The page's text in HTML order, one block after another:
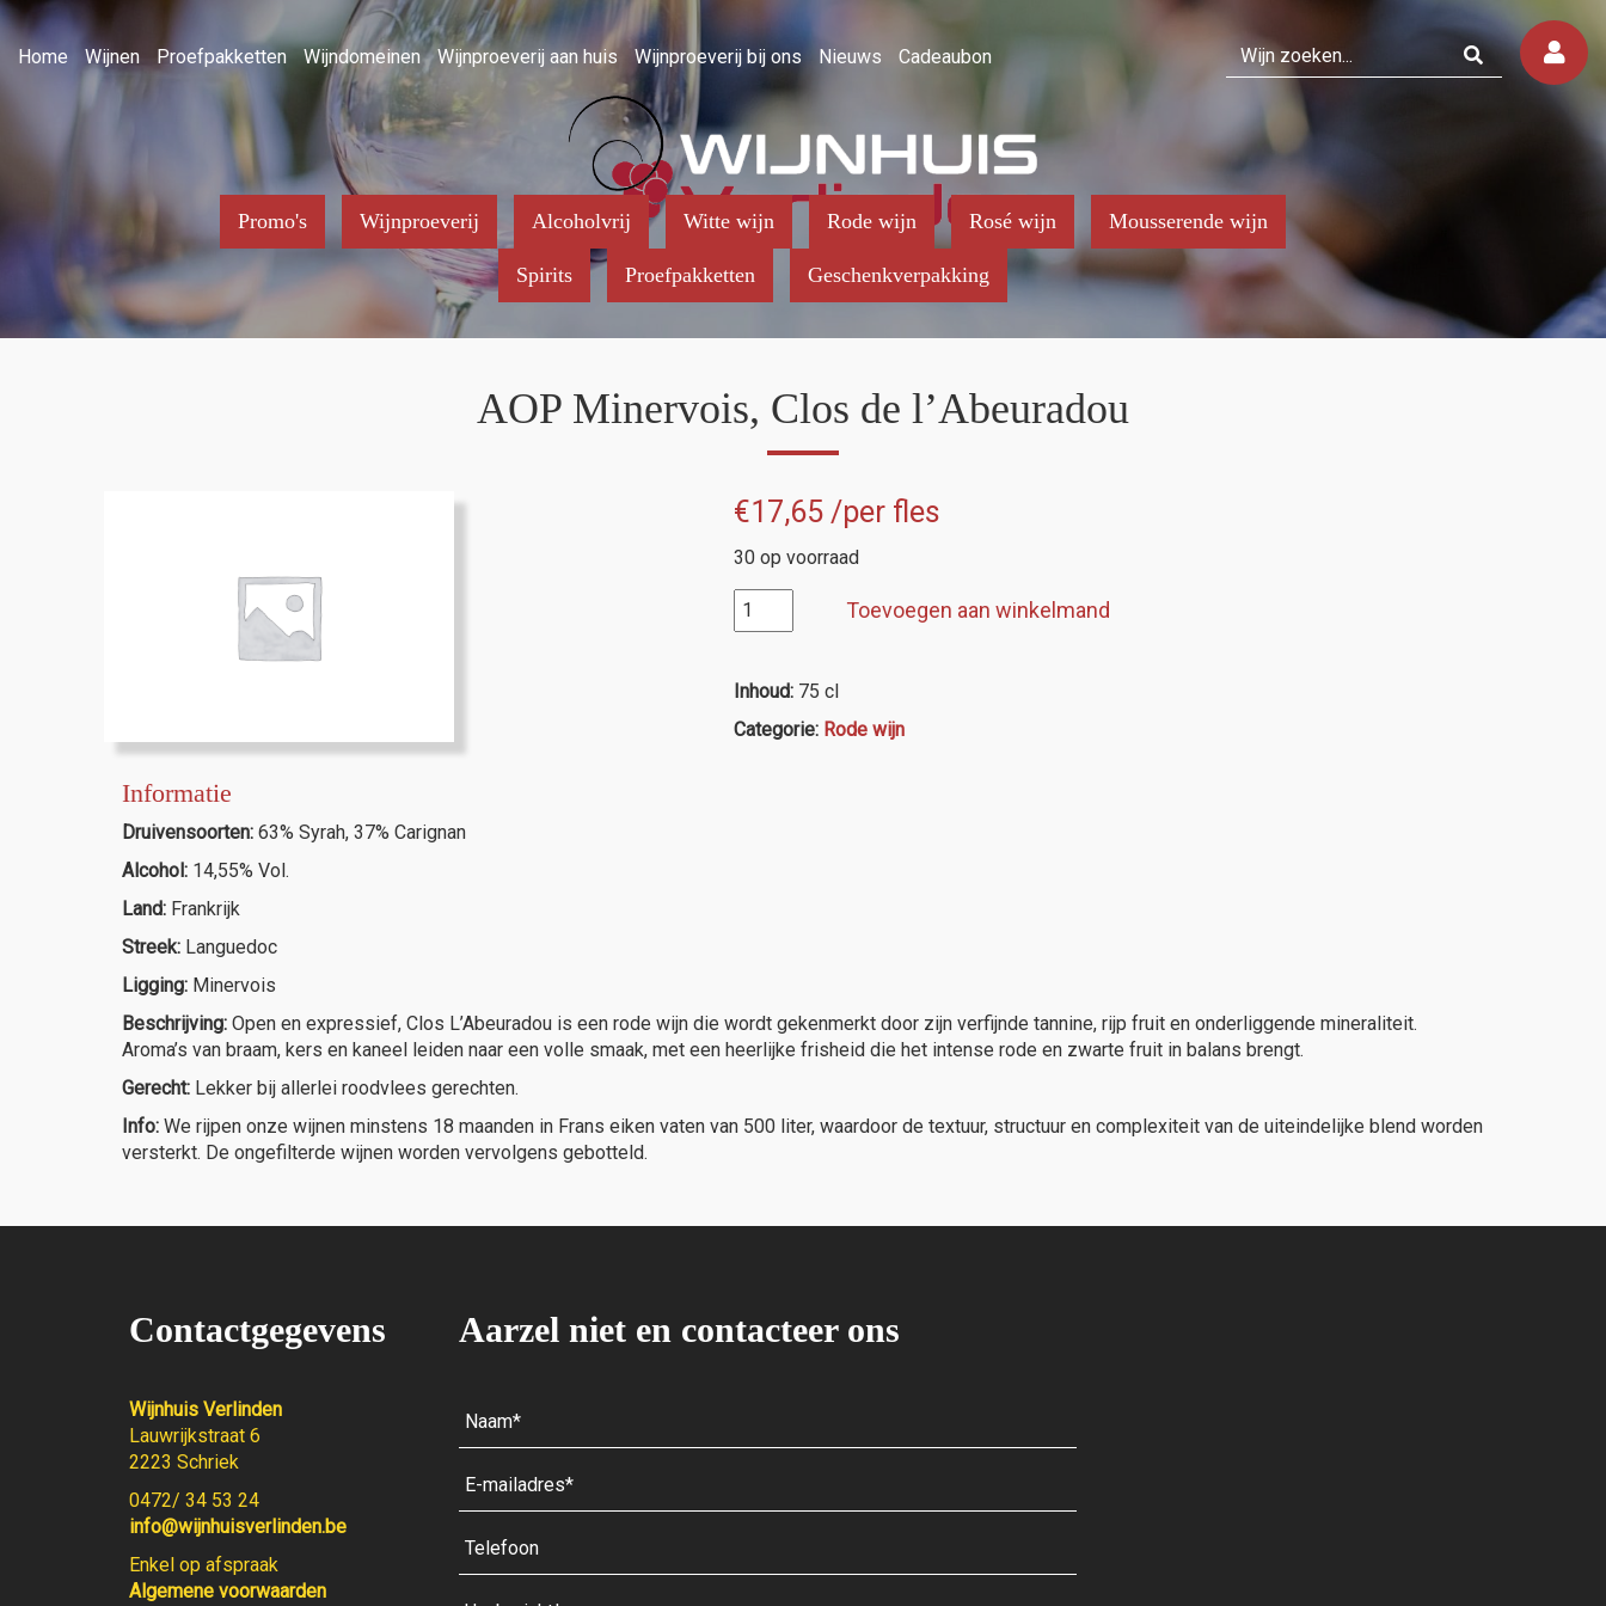
Home Wijnen Proefpakketten Wijndomeinen Wijnproeverij aan huis Wijnproeverij bij ons Nieuws Cadeaubon
Promo's Wijnproeverij Alcoholvrij Witte wijn Rode wijn Rosé wijn Mousserende wijn
Spirits Proefpakketten Geschenkverpakking
AOP Minervois, Clos de l’Abeuradou
€17,65/per fles
30 op voorraad
AOP
Minervois,
de
l'Abeuradou
aantal
Toevoegen aan winkelmand
Inhoud: 75 cl
Categorie: Rode wijn
Informatie
Druivensoorten: 63% Syrah, 37% Carignan
Alcohol: 14,55% Vol.
Land: Frankrijk
Streek: Languedoc
Ligging: Minervois
Beschrijving: Open en expressief, Clos L’Abeuradou is een rode wijn die wordt gekenmerkt door zijn verfijnde tannine, rijp fruit en onderliggende mineraliteit.
Aroma’s van braam, kers en kaneel leiden naar een volle smaak, met een heerlijke frisheid die het intense rode en zwarte fruit in balans brengt.
Gerecht: Lekker bij allerlei roodvlees gerechten.
Info: We rijpen onze wijnen minstens 18 maanden in Frans eiken vaten van 500 liter, waardoor de textuur, structuur en complexiteit van de uiteindelijke blend worden
versterkt. De ongefilterde wijnen worden vervolgens gebotteld.
Contactgegevens
Wijnhuis Verlinden
Lauwrijkstraat 6
2223 Schriek
0472/ 34 53 24
info@wijnhuisverlinden.be
Enkel op afspraak
Algemene voorwaarden
Aarzel niet en contacteer ons